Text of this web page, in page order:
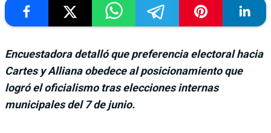
Encuestadora detalló que preferencia electoral hacia
Cartes y Alliana obedece al posicionamiento que
logró el oficialismo tras elecciones internas
municipales del 7 de junio.